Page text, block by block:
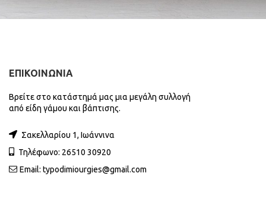
ΕΠΙΚΟΙΝΩΝΙΑ
Βρείτε στο κατάστημά μας μια μεγάλη συλλογή
από είδη γάμου και βάπτισης.
Σακελλαρίου 1, Ιωάννινα
Τηλέφωνο: 26510 30920
Email: typodimiourgies@gmail.com